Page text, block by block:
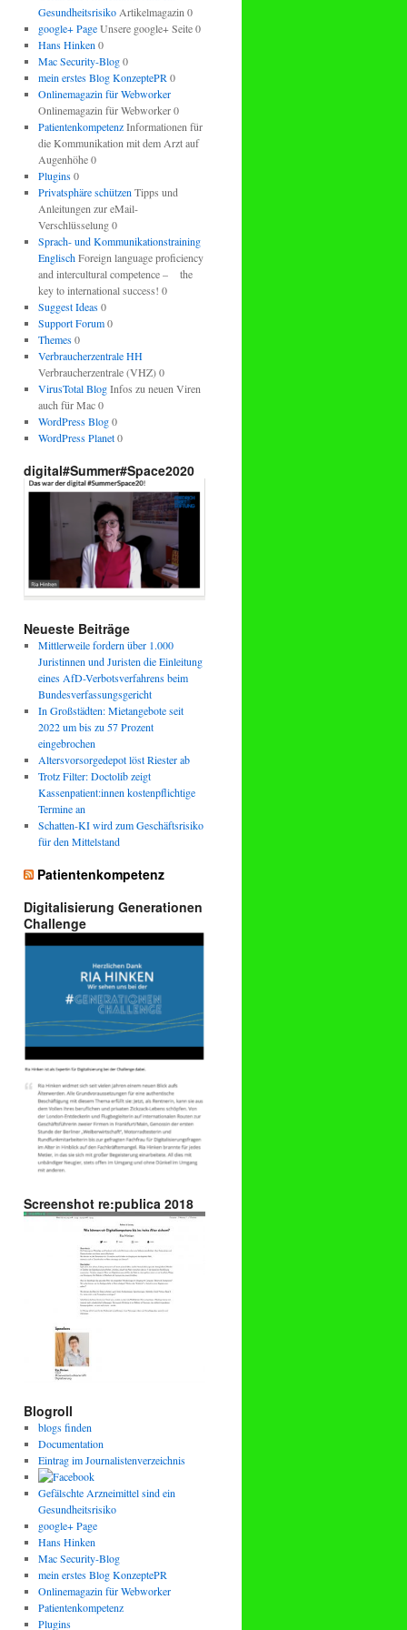
GesundheitsrisikoArtikelmagazin 0
google+ PageUnsere google+ Seite 0
Hans Hinken 0
Mac Security-Blog0
mein erstes Blog KonzeptePR 0
Onlinemagazin für Webworker
Onlinemagazin für Webworker 0
PatientenkompetenzInformationen für
die Kommunikation mit dem Arzt auf
Augenhöhe 0
Plugins0
Privatsphäre schützen Tipps und
Anleitungen zur eMail-
Verschlüsselung 0
Sprach- und Kommunikationstraining
EnglischForeign language proficiency
and intercultural competence – the
key to international success! 0
Suggest Ideas0
Support Forum0
Themes0
Verbraucherzentrale HH
Verbraucherzentrale (VHZ) 0
VirusTotal BlogInfos zu neuen Viren
auch für Mac 0
WordPress Blog0
WordPress Planet0
digital#Summer#Space2020
Neueste Beiträge
Mittlerweile fordern über 1.000
Juristinnen und Juristen die Einleitung
eines AfD-Verbotsverfahrens beim
Bundesverfassungsgericht
In Großstädten: Mietangebote seit
2022 um bis zu 57 Prozent
eingebrochen
Altersvorsorgedepot löst Riester ab
Trotz Filter: Doctolib zeigt
Kassenpatient:innen kostenpflichtige
Termine an
Schatten-KI wird zum Geschäftsrisiko
für den Mittelstand
Patientenkompetenz
Digitalisierung Generationen
Challenge
Screenshot re:publica 2018
Blogroll
blogs finden
Documentation
Eintrag im Journalistenverzeichnis
Gefälschte Arzneimittel sind ein
Gesundheitsrisiko
google+ Page
Hans Hinken
Mac Security-Blog
mein erstes Blog KonzeptePR
Onlinemagazin für Webworker
Patientenkompetenz
Plugins